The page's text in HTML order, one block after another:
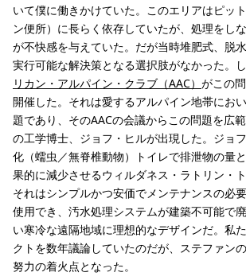
いて僕に働きかけていた。このエリアはピッ
ン便所）に長らく依存していたが、処理をし
が不快感を与えていた。だが当時堆肥式、脱
実行可能な解決策となる選択肢がなかった。し
リカン・アルパイン・クラブ（AAC） がこの
開催した。それは愛するアルパイン地帯にお
題であり、そのAACの会議からこの問題を広
の工学博士、ジョフ・ヒルが出現した。ジョ
化（蠕虫／無脊椎動物）トイレで排泄物の量
果的に減少させるウィルダネス・ラトリン・ト
それはシンプルかつ安価でメンテナンスの必
使用でき、汚水処理システムが建築不可能で
い寒冷な遠隔地域に理想的なデザインだ。私
クトを数年議論していたのだが、ステファン
努力の着火点となった。